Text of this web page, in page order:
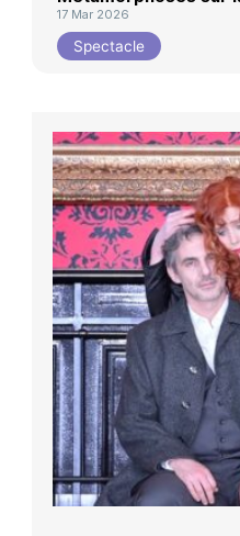
17 Mar 2026
Spectacle